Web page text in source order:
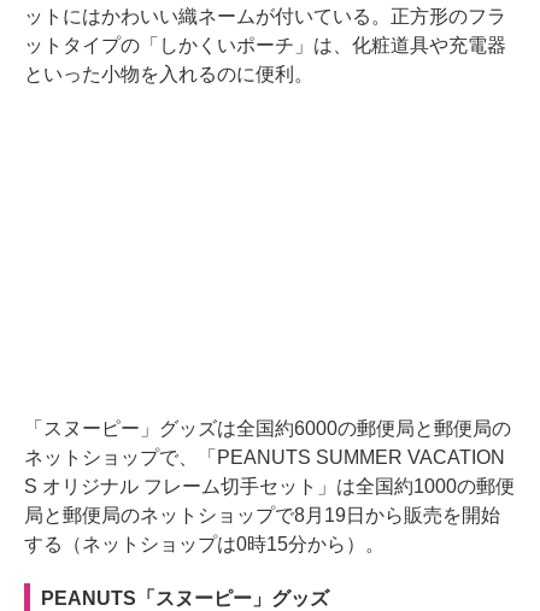
ットにはかわいい織ネームが付いている。正方形のフラ
ットタイプの「しかくいポーチ」は、化粧道具や充電器
といった小物を入れるのに便利。
「スヌーピー」グッズは全国約6000の郵便局と郵便局の
ネットショップで、「PEANUTS SUMMER VACATION
S オリジナル フレーム切手セット」は全国約1000の郵便
局と郵便局のネットショップで8月19日から販売を開始
する（ネットショップは0時15分から）。
PEANUTS「スヌーピー」グッズ